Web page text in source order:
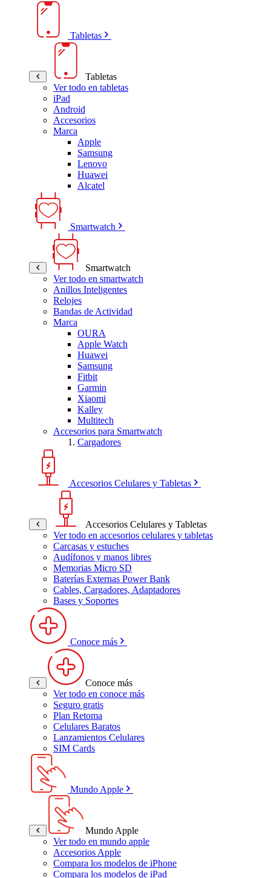
Tabletas
Tabletas
Ver todo en tabletas
iPad
Android
Accesorios
Marca
Apple
Samsung
Lenovo
Huawei
Alcatel
Smartwatch
Smartwatch
Ver todo en smartwatch
Anillos Inteligentes
Relojes
Bandas de Actividad
Marca
OURA
Apple Watch
Huawei
Samsung
Fitbit
Garmin
Xiaomi
Kalley
Multitech
Accesorios para Smartwatch
Cargadores
Accesorios Celulares y Tabletas
Accesorios Celulares y Tabletas
Ver todo en accesorios celulares y tabletas
Carcasas y estuches
Audífonos y manos libres
Memorias Micro SD
Baterías Externas Power Bank
Cables, Cargadores, Adaptadores
Bases y Soportes
Conoce más
Conoce más
Ver todo en conoce más
Seguro gratis
Plan Retoma
Celulares Baratos
Lanzamientos Celulares
SIM Cards
Mundo Apple
Mundo Apple
Ver todo en mundo apple
Accesorios Apple
Compara los modelos de iPhone
Compara los modelos de iPad